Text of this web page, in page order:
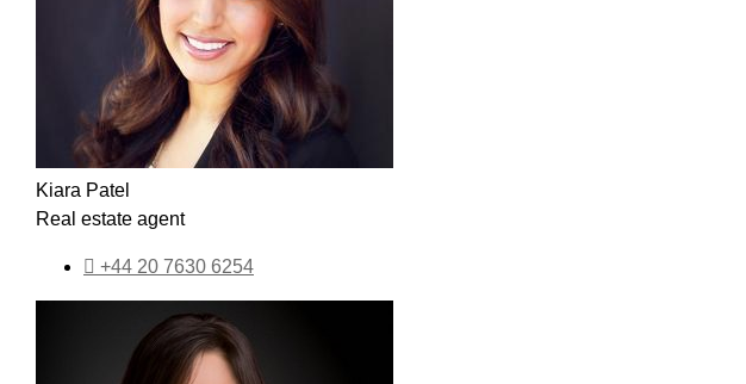
Kiara Patel
Real estate agent
+44 20 7630 6254